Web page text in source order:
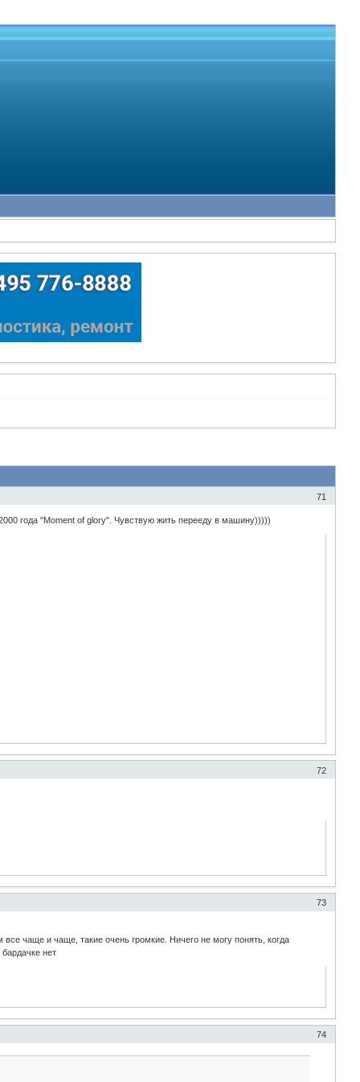
71
года "Moment of glory". Чувствую жить перееду в машину)))))
72
73
чаще и чаще, такие очень громкие. Ничего не могу понять, когда
нет
74